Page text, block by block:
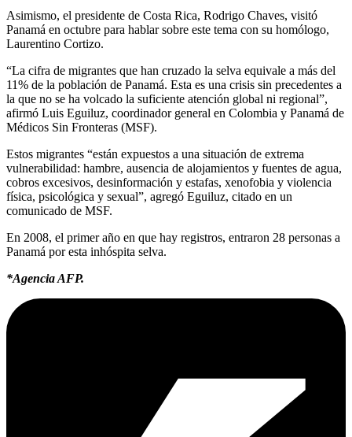
Asimismo, el presidente de Costa Rica, Rodrigo Chaves, visitó
Panamá en octubre para hablar sobre este tema con su homólogo,
Laurentino Cortizo.
“La cifra de migrantes que han cruzado la selva equivale a más del
11% de la población de Panamá. Esta es una crisis sin precedentes a
la que no se ha volcado la suficiente atención global ni regional”,
afirmó Luis Eguiluz, coordinador general en Colombia y Panamá de
Médicos Sin Fronteras (MSF).
Estos migrantes “están expuestos a una situación de extrema
vulnerabilidad: hambre, ausencia de alojamientos y fuentes de agua,
cobros excesivos, desinformación y estafas, xenofobia y violencia
física, psicológica y sexual”, agregó Eguiluz, citado en un
comunicado de MSF.
En 2008, el primer año en que hay registros, entraron 28 personas a
Panamá por esta inhóspita selva.
*Agencia AFP.